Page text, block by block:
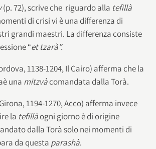
(p. 72), scrive che riguardo alla tefillà
di crisi vi è una differenza di
grandi maestri. La differenza consiste
“et tzarà”.
1138-1204, Il Cairo) afferma che la
una mitzvàcomandata dalla Torà.
1194-1270, Acco) afferma invece
la tefillàogni giorno è di origine
dalla Torà solo nei momenti di
da questa parashà.